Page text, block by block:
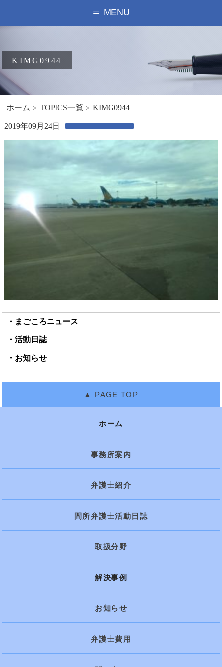
MENU
KIMG0944
ホーム TOPICS一覧 KIMG0944
2019年09月24日
まごころニュース
活動日誌
お知らせ
ホーム
事務所案内
弁護士紹介
間所弁護士活動日誌
取扱分野
解決事例
お知らせ
弁護士費用